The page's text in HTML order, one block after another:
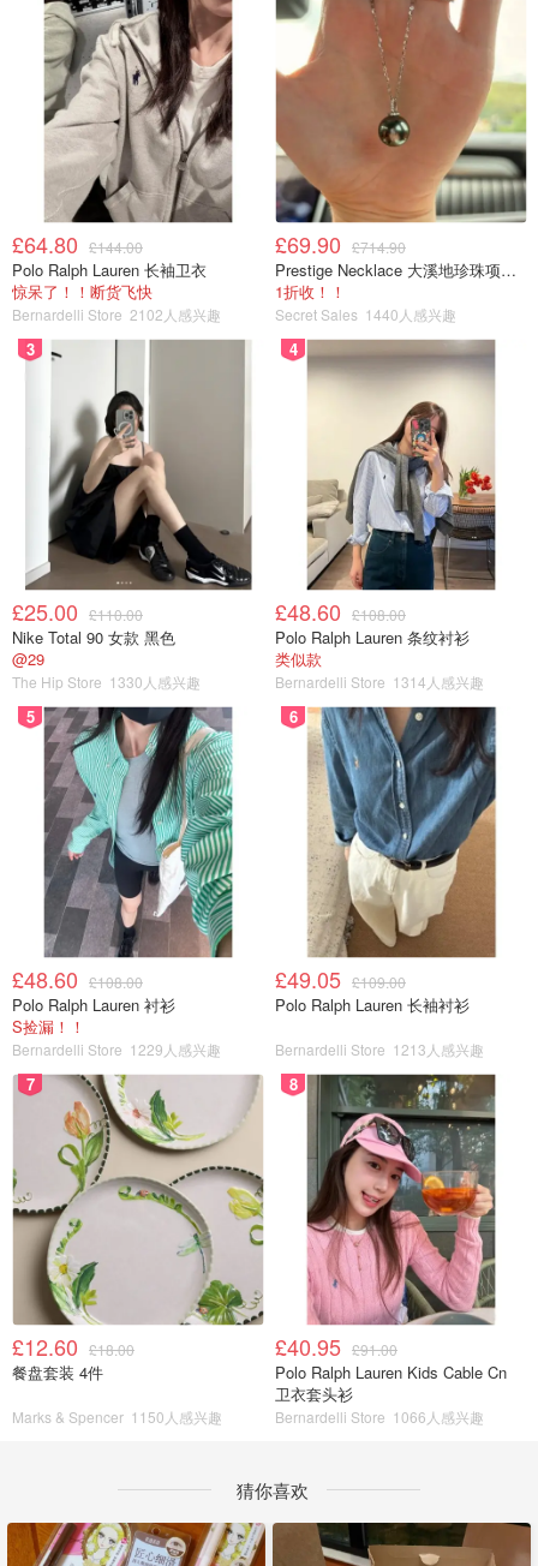
£64.80 £144.00
Polo Ralph Lauren 长袖卫衣
惊呆了！！断货飞快
Bernardelli Store 2102人感兴趣
£69.90 £714.90
Prestige Necklace 大溪地珍珠项链 10-11mm
1折收！！
Secret Sales 1440人感兴趣
3
£25.00 £110.00
Nike Total 90 女款 黑色
@29
The Hip Store 1330人感兴趣
4
£48.60 £108.00
Polo Ralph Lauren 条纹衬衫
类似款
Bernardelli Store 1314人感兴趣
5
£48.60 £108.00
Polo Ralph Lauren 衬衫
S捡漏！！
Bernardelli Store 1229人感兴趣
6
£49.05 £109.00
Polo Ralph Lauren 长袖衬衫
Bernardelli Store 1213人感兴趣
7
£12.60 £18.00
餐盘套装 4件
Marks & Spencer 1150人感兴趣
8
£40.95 £91.00
Polo Ralph Lauren Kids Cable Cn
卫衣套头衫
Bernardelli Store 1066人感兴趣
猜你喜欢